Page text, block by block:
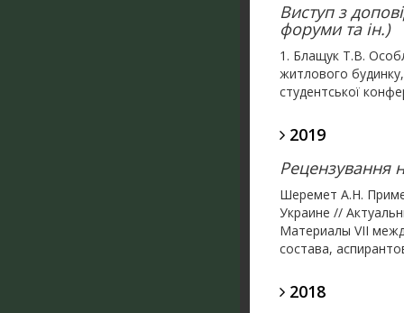
Виступ з
форуми та ін.)
1. Блащук Т.В.
житлового
студентської
2019
Рецензування
Шеремет А.Н.
Украине //
Материалы VIІ
состава,
2018